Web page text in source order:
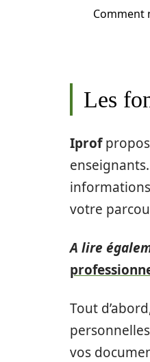
Comment
Les
Iprof
votre
A lire
Tout
vos